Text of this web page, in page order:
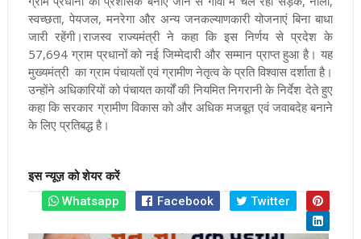
स्वच्छता, पेयजल, मनरेगा और अन्य जनकल्याणकारी योजनाएं बिना बाधा
जारी रहेंगी।राजस्व राज्यमंत्री ने कहा कि इस निर्णय से प्रदेश के
57,694 ग्राम प्रधानों को नई जिम्मेदारी और सम्मान प्राप्त हुआ है। यह
मुख्यमंत्री का ग्राम पंचायतों एवं ग्रामीण नेतृत्व के प्रति विश्वास दर्शाता है।
उन्होंने अधिकारियों को पंचायत कार्यों की नियमित निगरानी के निर्देश देते हुए
कहा कि सरकार ग्रामीण विकास को और अधिक मजबूत एवं जवाबदेह बनाने
के लिए प्रतिबद्ध है।
इस न्यूज़ को शेयर करें
Whatsapp
Facebook Twitter